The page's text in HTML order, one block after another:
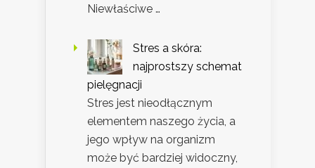
Niewłaściwe …
Stres a skóra:
najprostszy schemat
pielęgnacji
Stres jest nieodłącznym
elementem naszego życia, a
jego wpływ na organizm
może być bardziej widoczny,